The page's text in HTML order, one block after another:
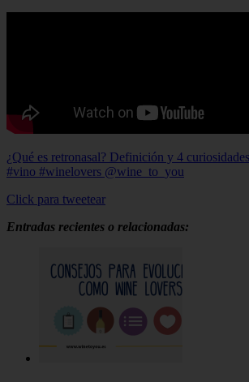
¿Qué es retronasal? Definición y 4
#vino #winelovers @wine_to_you
Click para tweetear
Entradas recientes o relacionadas: